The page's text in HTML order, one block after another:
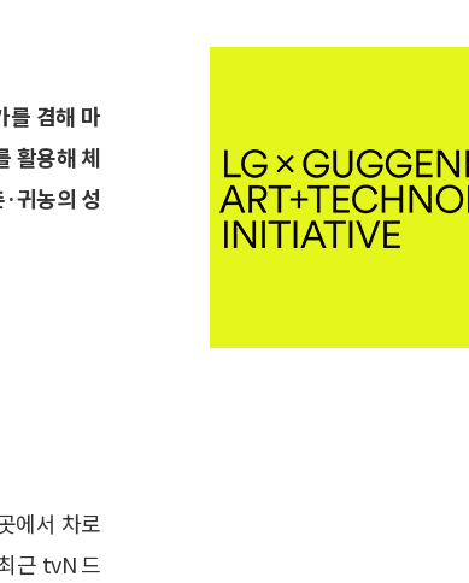
를 겸해 마
활용해 체
귀농의 성
에서 차로
근 tvN 드